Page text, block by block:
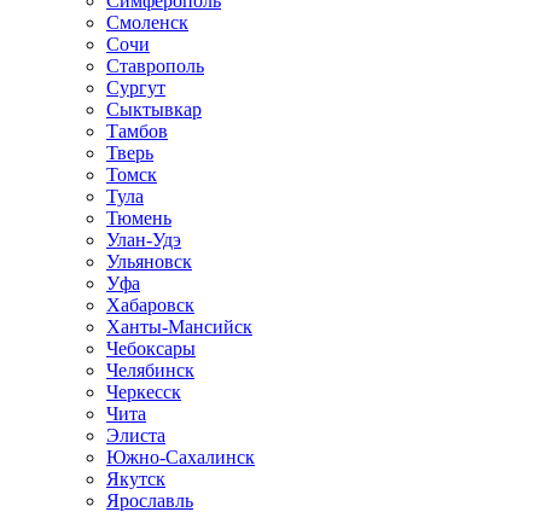
Смоленск
Сочи
Ставрополь
Сургут
Сыктывкар
Тамбов
Тверь
Томск
Тула
Тюмень
Улан-Удэ
Ульяновск
Уфа
Хабаровск
Ханты-Мансийск
Чебоксары
Челябинск
Черкесск
Чита
Элиста
Южно-Сахалинск
Якутск
Ярославль